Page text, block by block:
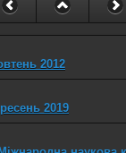
2012
2019